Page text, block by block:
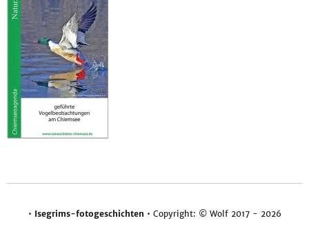
• Isegrims-fotogeschichten • Copyright: © Wolf 2017 - 2026